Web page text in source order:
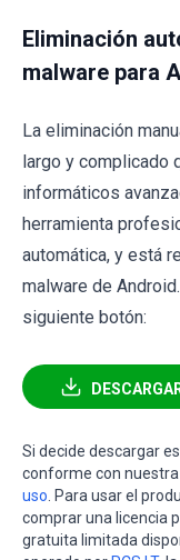
Eliminación
malware para
La eliminación
largo y complicado
informáticos
herramienta
automática, y está
malware de
siguiente botón:
Si decide descargar
conforme con nuestra
uso . Para usar el
comprar una licencia
gratuita limitada